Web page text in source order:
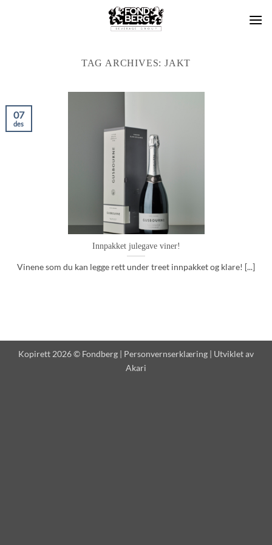
TAG ARCHIVES: JAKT
Innpakket julegave viner!
Vinene som du kan legge rett under treet innpakket og klare! [...]
07
des
Kopirett 2026 © Fondberg | Personvernserklæring | Utviklet av
Akari